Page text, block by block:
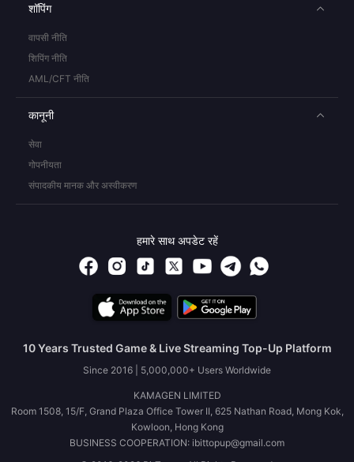
शॉपिंग
वापसी नीति
शिपिंग नीति
AML/CFT नीति
कानूनी
सेवा
गोपनीयता
संपादकीय मानक और अस्वीकरण
हमारे साथ अपडेट रहें
10 Years Trusted Game & Live Streaming Top-Up Platform
Since 2016 | 5,000,000+ Users Worldwide
KAMAGEN LIMITED
Room 1508, 15/F, Grand Plaza Office Tower II, 625 Nathan Road, Mong Kok,
Kowloon, Hong Kong
BUSINESS COOPERATION: ibittopup@gmail.com